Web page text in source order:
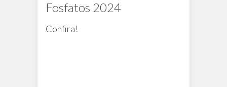
Fosfatos 2024
Confira!